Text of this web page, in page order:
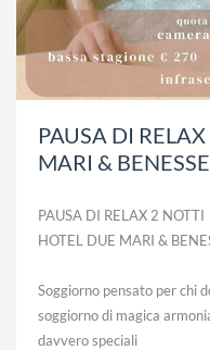
PAUSA DI
MARI &
PAUSA DI RELAX 2 NOTTI
HOTEL DUE MARI &
Soggiorno pensato per chi
soggiorno di magica
davvero speciali